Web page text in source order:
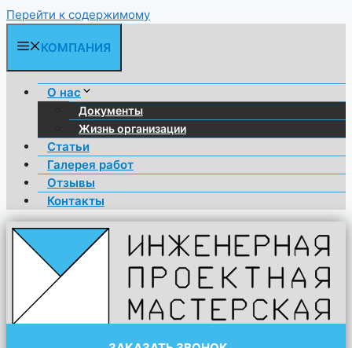
Перейти к содержимому
КОМПАНИЯ
О нас
Документы
Жизнь организации
Статьи
Галерея работ
Отзывы
Контакты